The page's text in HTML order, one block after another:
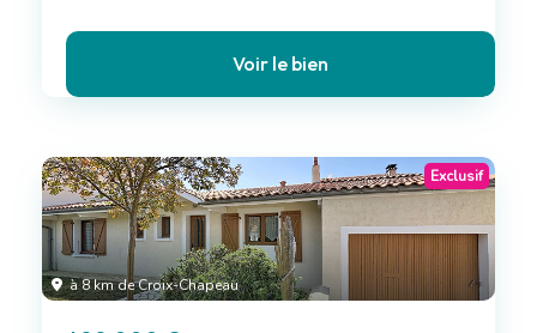
Voir le bien
à 8 km de Croix-Chapeau
Exclusif